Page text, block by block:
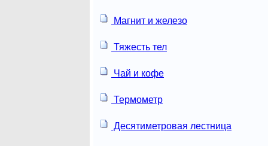
Магнит и железо
Тяжесть тел
Чай и кофе
Термометр
Десятиметровая лестница